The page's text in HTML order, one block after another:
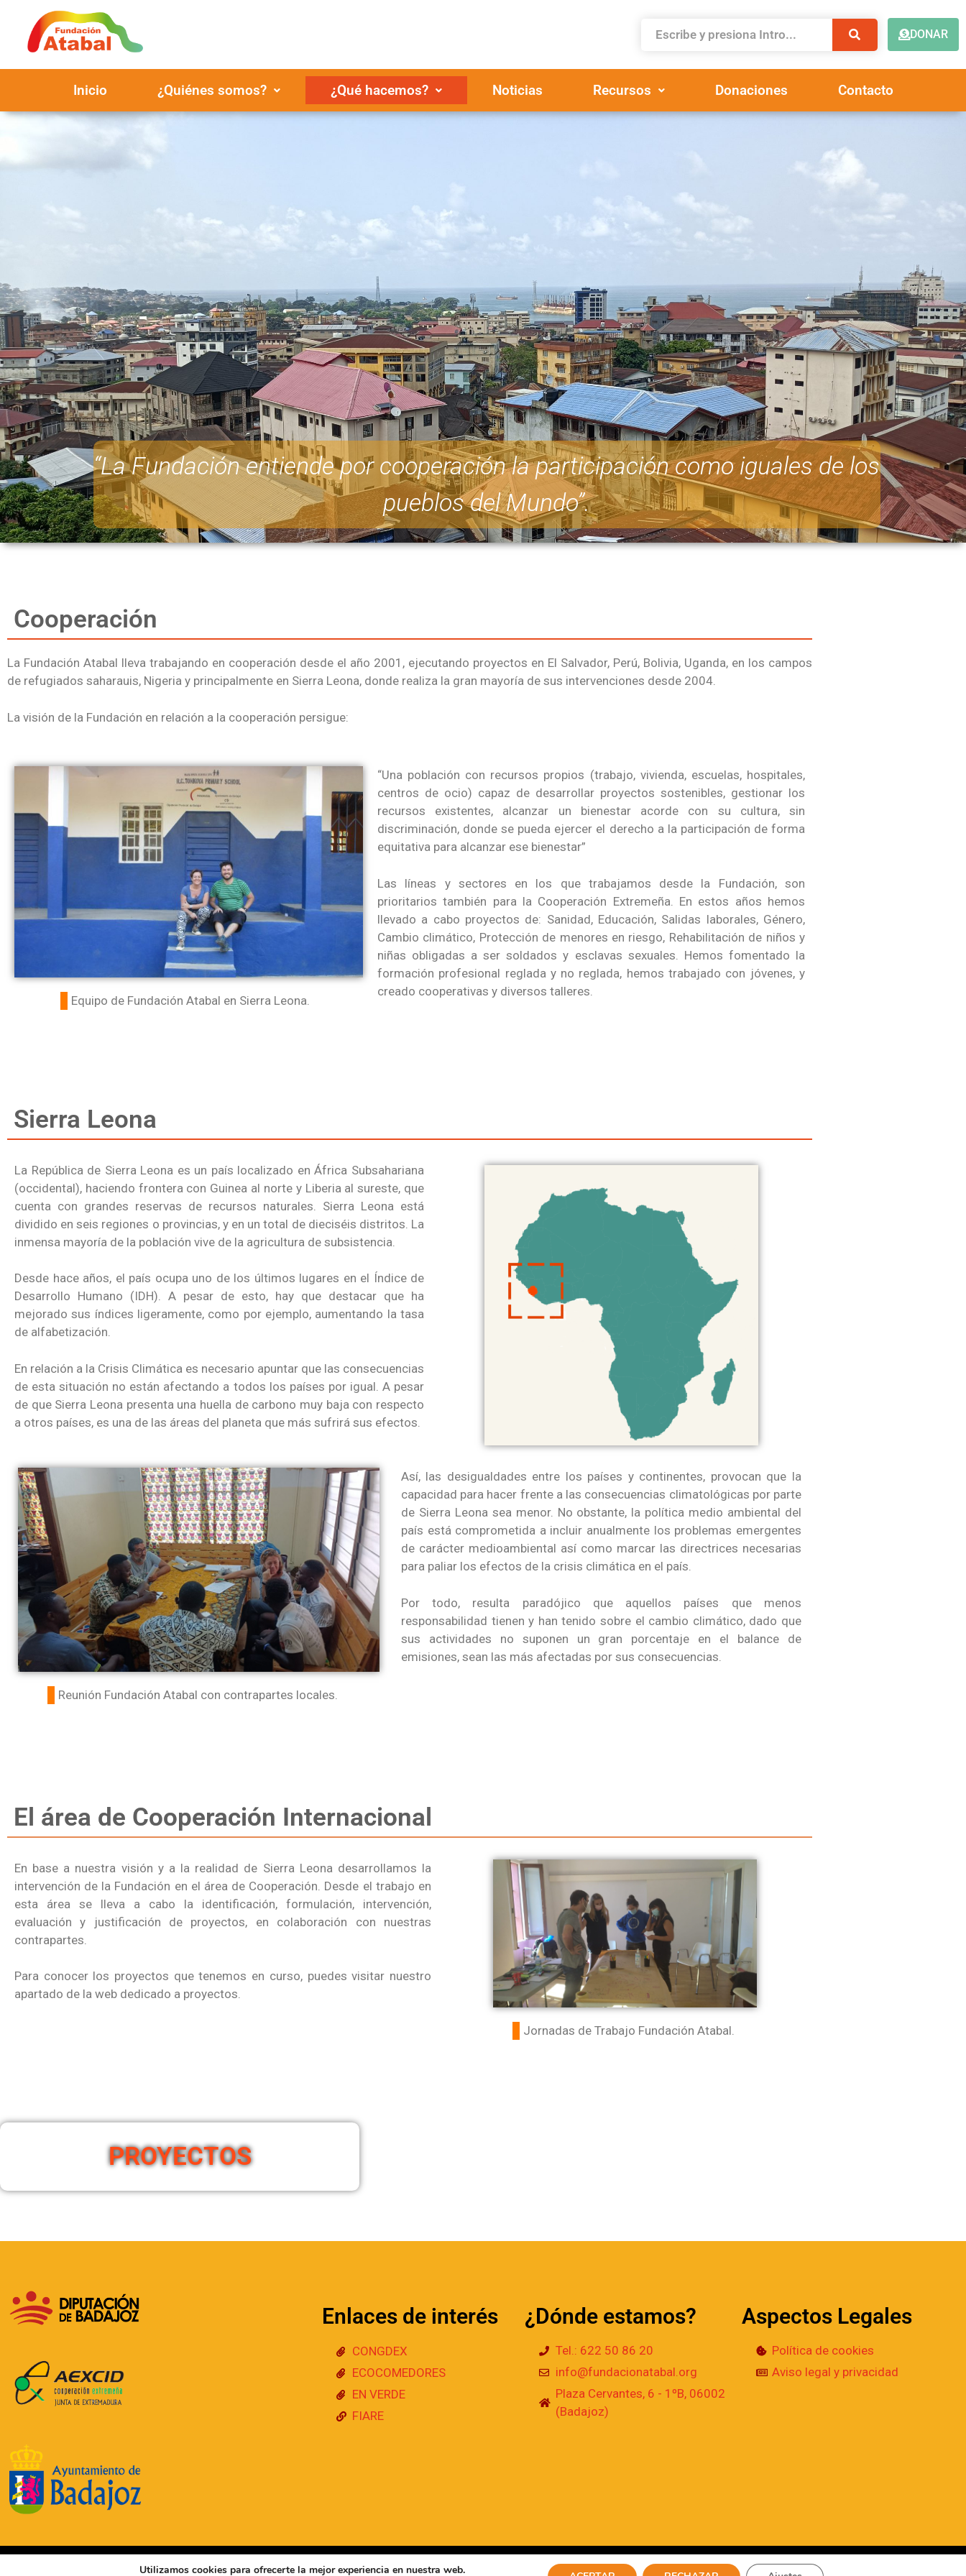
DONAR
Inicio ¿Quiénes somos? ¿Qué hacemos? Noticias Recursos Donaciones Contacto
“La Fundación entiende por cooperación la participación como iguales de los
pueblos del Mundo”.
Cooperación
La Fundación Atabal lleva trabajando en cooperación desde el año 2001, ejecutando proyectos en El Salvador, Perú, Bolivia, Uganda, en los campos
de refugiados saharauis, Nigeria y principalmente en Sierra Leona, donde realiza la gran mayoría de sus intervenciones desde 2004.
La visión de la Fundación en relación a la cooperación persigue:
Equipo de Fundación Atabal en Sierra Leona.
“Una población con recursos propios (trabajo, vivienda, escuelas, hospitales,
centros de ocio) capaz de desarrollar proyectos sostenibles, gestionar los
recursos existentes, alcanzar un bienestar acorde con su cultura, sin
discriminación, donde se pueda ejercer el derecho a la participación de forma
equitativa para alcanzar ese bienestar”
Las líneas y sectores en los que trabajamos desde la Fundación, son
prioritarios también para la Cooperación Extremeña. En estos años hemos
llevado a cabo proyectos de: Sanidad, Educación, Salidas laborales, Género,
Cambio climático, Protección de menores en riesgo, Rehabilitación de niños y
niñas obligadas a ser soldados y esclavas sexuales. Hemos fomentado la
formación profesional reglada y no reglada, hemos trabajado con jóvenes, y
creado cooperativas y diversos talleres.
Sierra Leona
La República de Sierra Leona es un país localizado en África Subsahariana
(occidental), haciendo frontera con Guinea al norte y Liberia al sureste, que
cuenta con grandes reservas de recursos naturales. Sierra Leona está
dividido en seis regiones o provincias, y en un total de dieciséis distritos. La
inmensa mayoría de la población vive de la agricultura de subsistencia.
Desde hace años, el país ocupa uno de los últimos lugares en el Índice de
Desarrollo Humano (IDH). A pesar de esto, hay que destacar que ha
mejorado sus índices ligeramente, como por ejemplo, aumentando la tasa
de alfabetización.
En relación a la Crisis Climática es necesario apuntar que las consecuencias
de esta situación no están afectando a todos los países por igual. A pesar
de que Sierra Leona presenta una huella de carbono muy baja con respecto
a otros países, es una de las áreas del planeta que más sufrirá sus efectos.
Reunión Fundación Atabal con contrapartes locales.
Así, las desigualdades entre los países y continentes, provocan que la
capacidad para hacer frente a las consecuencias climatológicas por parte
de Sierra Leona sea menor. No obstante, la política medio ambiental del
país está comprometida a incluir anualmente los problemas emergentes
de carácter medioambiental así como marcar las directrices necesarias
para paliar los efectos de la crisis climática en el país.
Por todo, resulta paradójico que aquellos países que menos
responsabilidad tienen y han tenido sobre el cambio climático, dado que
sus actividades no suponen un gran porcentaje en el balance de
emisiones, sean las más afectadas por sus consecuencias.
El área de Cooperación Internacional
En base a nuestra visión y a la realidad de Sierra Leona desarrollamos la
intervención de la Fundación en el área de Cooperación. Desde el trabajo en
esta área se lleva a cabo la identificación, formulación, intervención,
evaluación y justificación de proyectos, en colaboración con nuestras
contrapartes.
Para conocer los proyectos que tenemos en curso, puedes visitar nuestro
apartado de la web dedicado a proyectos.
Jornadas de Trabajo Fundación Atabal.
PROYECTOS
Enlaces de interés
CONGDEX
ECOCOMEDORES
EN VERDE
FIARE
¿Dónde estamos?
Tel.: 622 50 86 20
info@fundacionatabal.org
Plaza Cervantes, 6 - 1ºB, 06002
(Badajoz)
Aspectos Legales
Política de cookies
Aviso legal y privacidad
• Fundación Atabal | Todos los derechos reservados
Utilizamos cookies para ofrecerte la mejor experiencia en nuestra web.